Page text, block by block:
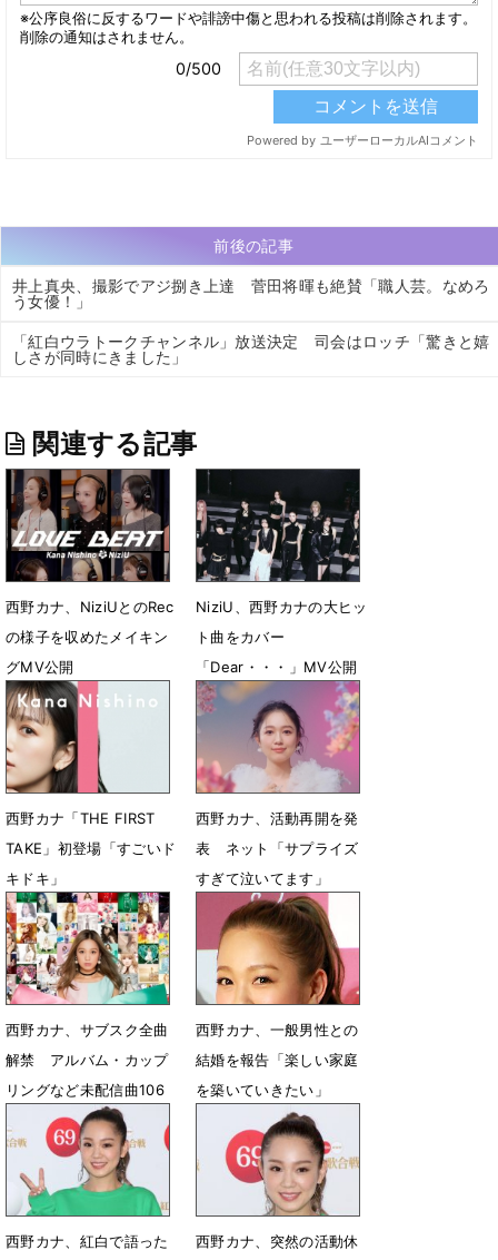
前後の記事
井上真央、撮影でアジ捌き上達 菅田将暉も絶賛「職人芸。なめろ
う女優！」
「紅白ウラトークチャンネル」放送決定 司会はロッチ「驚きと嬉
しさが同時にきました」
関連する記事
西野カナ、NiziUとのRec
の様子を収めたメイキン
グMV公開
4月21日 21時07分
NiziU、西野カナの大ヒッ
ト曲をカバー
「Dear・・・」MV公開
3月13日 13時55分
西野カナ「THE FIRST
TAKE」初登場「すごいド
キドキ」
7月11日 15時22分
西野カナ、活動再開を発
表 ネット「サプライズ
すぎて泣いてます」
6月25日 21時27分
西野カナ、サブスク全曲
解禁 アルバム・カップ
リングなど未配信曲106
曲を追加
6月1日 00時01分
西野カナ、一般男性との
結婚を報告「楽しい家庭
を築いていきたい」
3月19日 23時58分
西野カナ、紅白で語った
西野カナ、突然の活動休